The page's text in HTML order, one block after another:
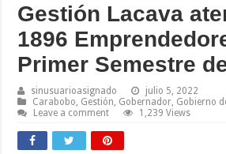
Gestión Lacava
1896
Primer Semestre
sinusuarioasignado
julio 5, 2022
Carabobo Gestión Gobernador Gobierno
Leave a comment
1,239 Views